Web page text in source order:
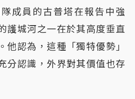
成員的古普塔在報告中強
護城河之一在於其高度垂直
他認為，這種「獨特優勢」
分認識，外界對其價值也存